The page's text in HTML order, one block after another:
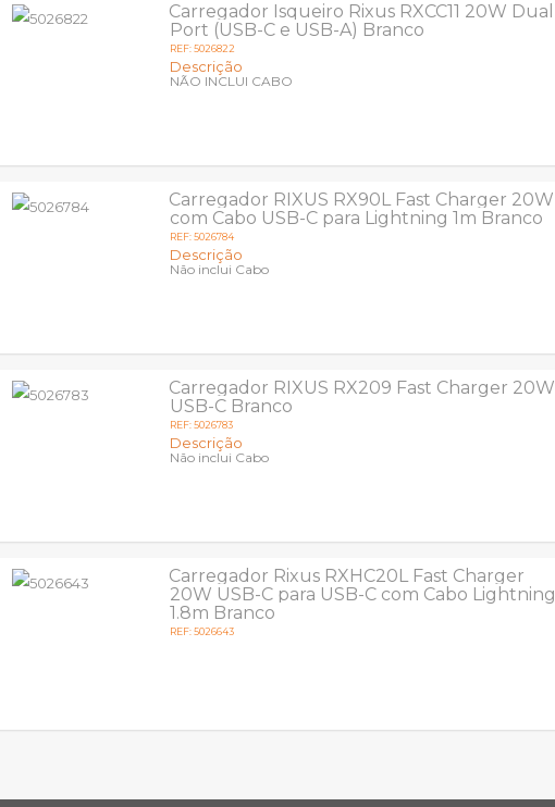
Carregador Isqueiro Rixus RXCC11 20W Dual
Port (USB-C e USB-A) Branco
REF: 5026822
Descrição
NÃO INCLUI CABO
Carregador RIXUS RX90L Fast Charger 20W
com Cabo USB-C para Lightning 1m Branco
REF: 5026784
Descrição
Não inclui Cabo
Carregador RIXUS RX209 Fast Charger 20W
USB-C Branco
REF: 5026783
Descrição
Não inclui Cabo
Carregador Rixus RXHC20L Fast Charger
20W USB-C para USB-C com Cabo Lightning
1.8m Branco
REF: 5026643